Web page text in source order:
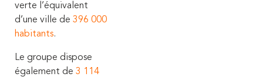
verte l’équivalent
d’une ville de 396 000
habitants.
Le groupe dispose
également de 3 114